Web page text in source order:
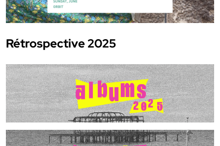
Rétrospective 2025